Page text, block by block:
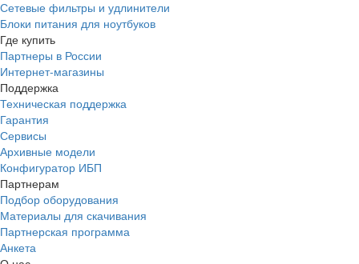
Сетевые фильтры и удлинители
Блоки питания для ноутбуков
Где купить
Партнеры в России
Интернет-магазины
Поддержка
Техническая поддержка
Гарантия
Сервисы
Архивные модели
Конфигуратор ИБП
Партнерам
Подбор оборудования
Материалы для скачивания
Партнерская программа
Анкета